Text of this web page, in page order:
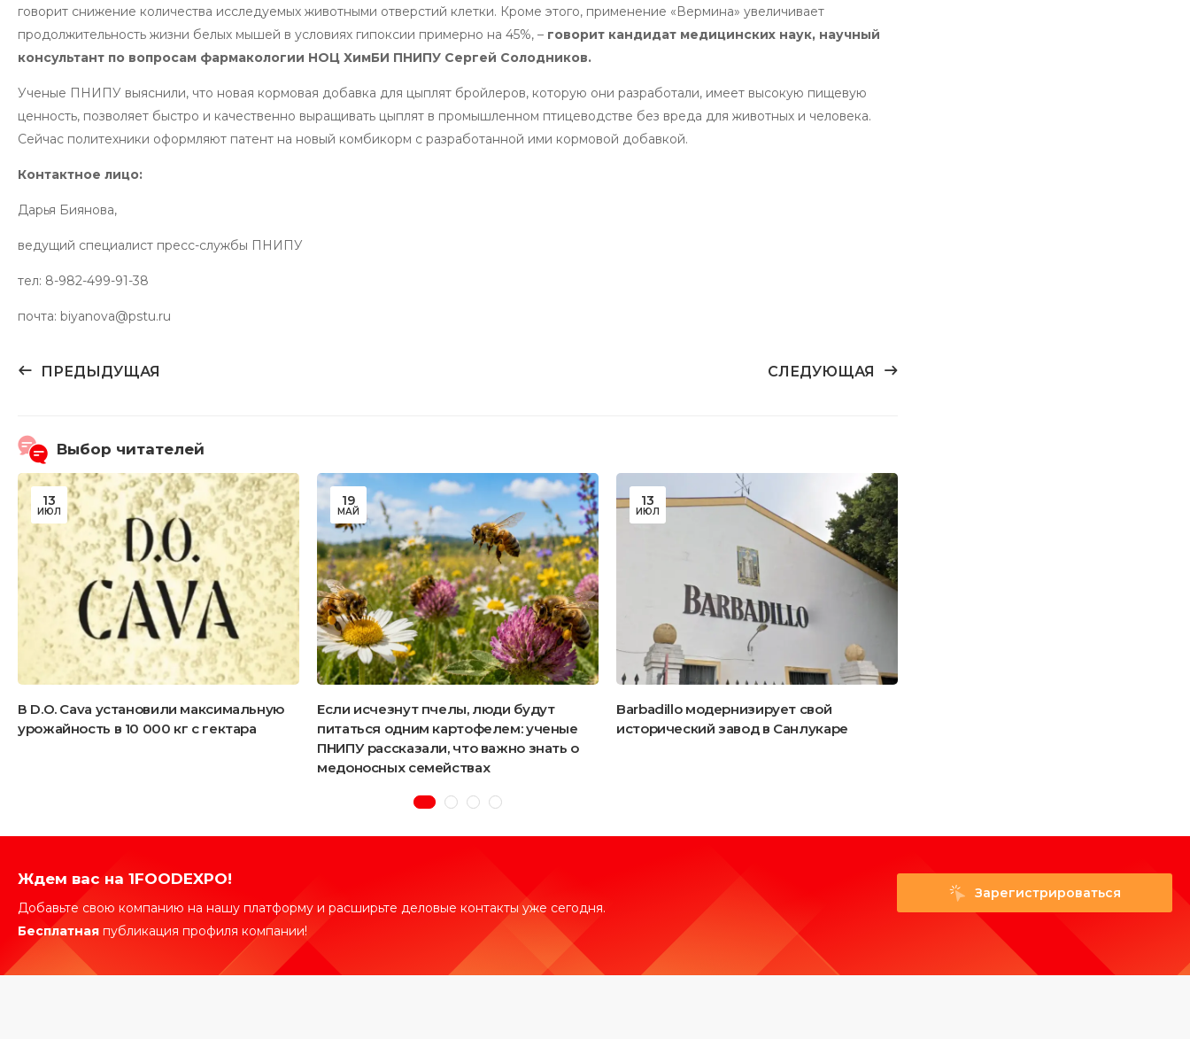
говорит снижение количества исследуемых животными отверстий клетки. Кроме этого, применение «Вермина» увеличивает
продолжительность жизни белых мышей в условиях гипоксии примерно на 45%, – говорит кандидат медицинских наук, научный
консультант по вопросам фармакологии НОЦ ХимБИ ПНИПУ Сергей Солодников.
Ученые ПНИПУ выяснили, что новая кормовая добавка для цыплят бройлеров, которую они разработали, имеет высокую пищевую
ценность, позволяет быстро и качественно выращивать цыплят в промышленном птицеводстве без вреда для животных и человека.
Сейчас политехники оформляют патент на новый комбикорм с разработанной ими кормовой добавкой.
Контактное лицо:
Дарья Биянова,
ведущий специалист пресс-службы ПНИПУ
тел: 8-982-499-91-38
почта: biyanova@pstu.ru
ПРЕДЫДУЩАЯ СЛЕДУЮЩАЯ
Выбор читателей
13
ИЮЛ
В D.O. Cava установили максимальную
урожайность в 10 000 кг с гектара
19
МАЙ
Если исчезнут пчелы, люди будут
питаться одним картофелем: ученые
ПНИПУ рассказали, что важно знать о
медоносных семействах
13
ИЮЛ
Barbadillo модернизирует свой
исторический завод в Санлукаре
Ждем вас на 1FOODEXPO!
Добавьте свою компанию на нашу платформу и расширьте деловые контакты уже сегодня.
Бесплатная публикация профиля компании!
Зарегистрироваться